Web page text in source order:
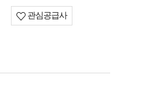
관심공급사